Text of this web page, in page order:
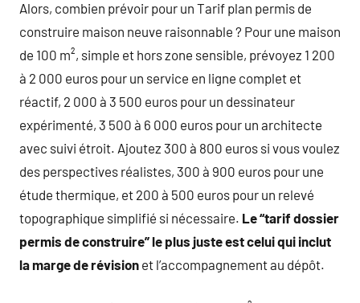
Alors, combien prévoir pour un Tarif plan permis de
construire maison neuve raisonnable ? Pour une maison
de 100 m², simple et hors zone sensible, prévoyez 1 200
à 2 000 euros pour un service en ligne complet et
réactif, 2 000 à 3 500 euros pour un dessinateur
expérimenté, 3 500 à 6 000 euros pour un architecte
avec suivi étroit. Ajoutez 300 à 800 euros si vous voulez
des perspectives réalistes, 300 à 900 euros pour une
étude thermique, et 200 à 500 euros pour un relevé
topographique simplifié si nécessaire. Le “tarif dossier
permis de construire” le plus juste est celui qui inclut
la marge de révision et l’accompagnement au dépôt.